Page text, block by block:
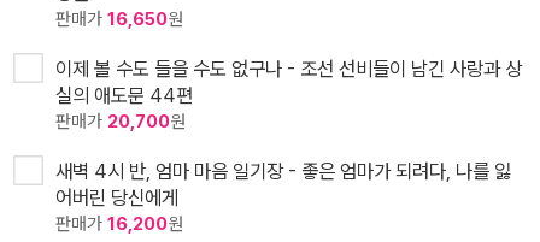
판매가 16,650원
이제 볼 수도 들을 수도 없구나 - 조선 선비들이 남긴 사랑과 상
실의 애도문 44편
판매가 20,700원
새벽 4시 반, 엄마 마음 일기장 - 좋은 엄마가 되려다, 나를 잃
어버린 당신에게
판매가 16,200원